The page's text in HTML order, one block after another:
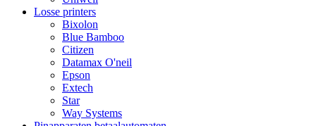
Losse printers
Bixolon
Blue Bamboo
Citizen
Datamax O'neil
Epson
Extech
Star
Way Systems